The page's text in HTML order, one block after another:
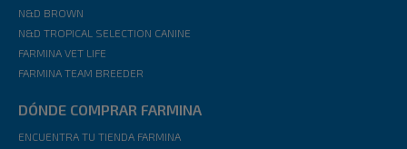
N&D BROWN
N&D TROPICAL SELECTION CANINE
FARMINA VET LIFE
FARMINA TEAM BREEDER
DÓNDE COMPRAR FARMINA
ENCUENTRA TU TIENDA FARMINA